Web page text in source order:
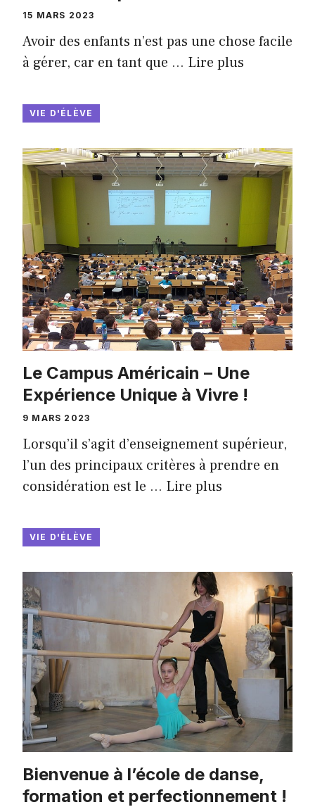
15 MARS 2023
Avoir des enfants n’est pas une chose facile
à gérer, car en tant que … Lire plus
VIE D'ÉLÈVE
Le Campus Américain – Une
Expérience Unique à Vivre !
9 MARS 2023
Lorsqu’il s’agit d’enseignement supérieur,
l’un des principaux critères à prendre en
considération est le … Lire plus
VIE D'ÉLÈVE
Bienvenue à l’école de danse,
formation et perfectionnement !